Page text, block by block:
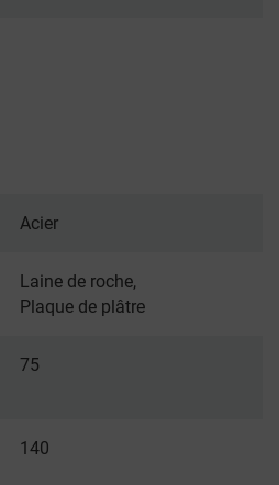
Acier
Laine de roche,
Plaque de plâtre
75
140